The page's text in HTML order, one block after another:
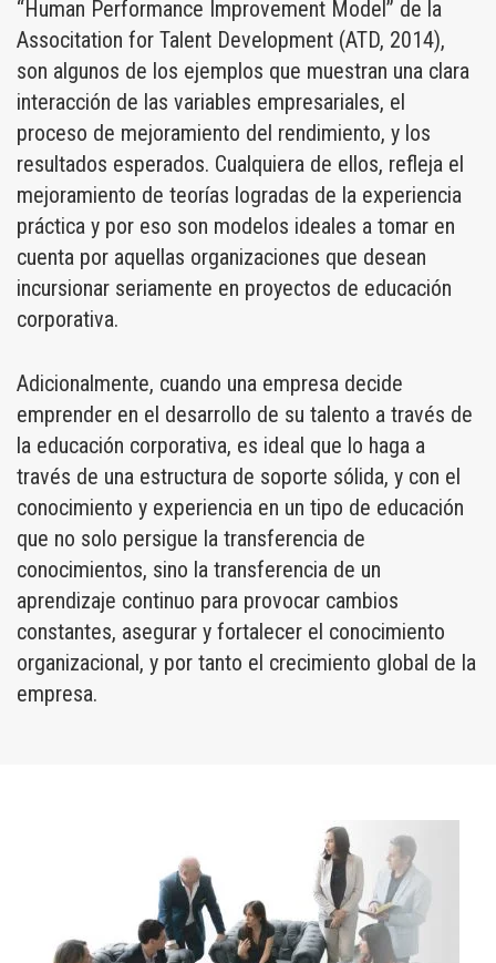
“Human Performance Improvement Model” de la
Associtation for Talent Development (ATD, 2014),
son algunos de los ejemplos que muestran una clara
interacción de las variables empresariales, el
proceso de mejoramiento del rendimiento, y los
resultados esperados. Cualquiera de ellos, refleja el
mejoramiento de teorías logradas de la experiencia
práctica y por eso son modelos ideales a tomar en
cuenta por aquellas organizaciones que desean
incursionar seriamente en proyectos de educación
corporativa.
Adicionalmente, cuando una empresa decide
emprender en el desarrollo de su talento a través de
la educación corporativa, es ideal que lo haga a
través de una estructura de soporte sólida, y con el
conocimiento y experiencia en un tipo de educación
que no solo persigue la transferencia de
conocimientos, sino la transferencia de un
aprendizaje continuo para provocar cambios
constantes, asegurar y fortalecer el conocimiento
organizacional, y por tanto el crecimiento global de la
empresa.